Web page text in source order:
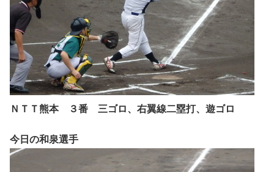
ＮＴＴ熊本 ３番 三ゴロ、右翼線二塁打、遊ゴロ
今日の和泉選手